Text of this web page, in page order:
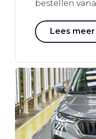
bestellen
Lees meer